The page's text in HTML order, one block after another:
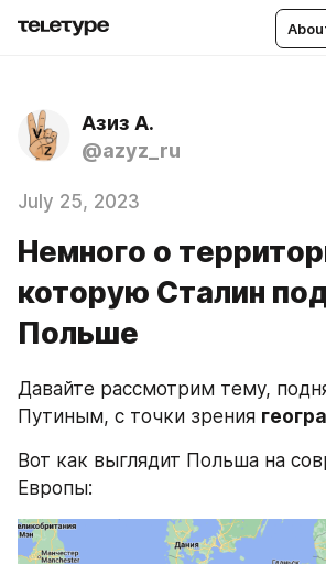
Азиз А.
@azyz_ru
July 25, 2023
Немного о
которую Сталин
Польше
Давайте рассмотрим тему,
Путиным, с точки зрения
Вот как выглядит Польша на
Европы: